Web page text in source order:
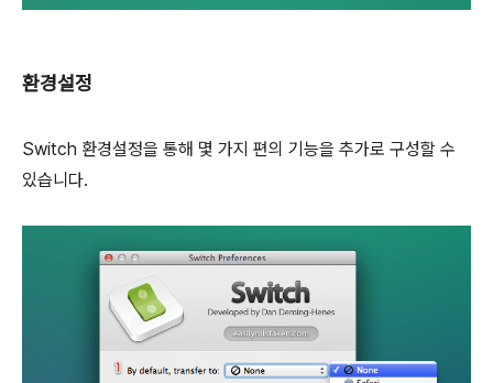
환경설정
Switch 환경설정을 통해 몇 가지 편의 기능을 추가로 구성할 수
있습니다.